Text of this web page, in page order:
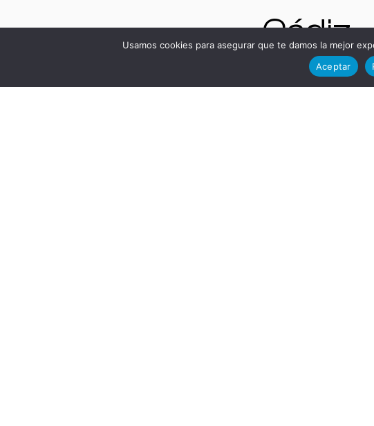
Cádiz,
Usamos cookies para asegurar que te damos la mejor
Aceptar